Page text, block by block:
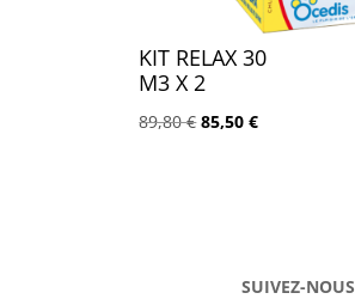
KIT RELAX 30
M3 X 2
89,80€Le
85,50€Le
SUIVEZ-NOUS